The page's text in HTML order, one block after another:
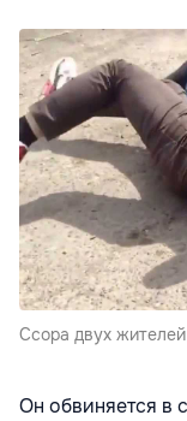
Ссора двух жителей
Он обвиняется в